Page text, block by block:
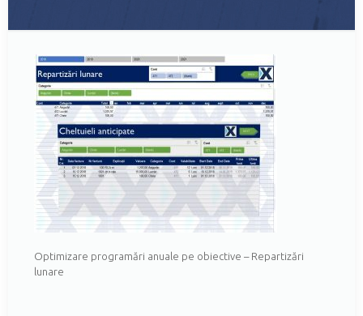
Optimizare programări anuale pe obiective – Repartizări
lunare